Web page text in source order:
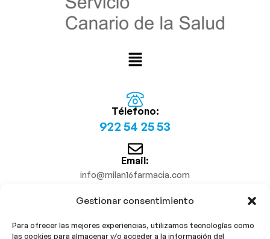
Gestionar consentimiento
Para ofrecer las mejores experiencias, utilizamos tecnologías como
las cookies para almacenar y/o acceder a la información del
Télefono:
922 54 25 53
Email:
info@milan16farmacia.com
¡Síguenos!